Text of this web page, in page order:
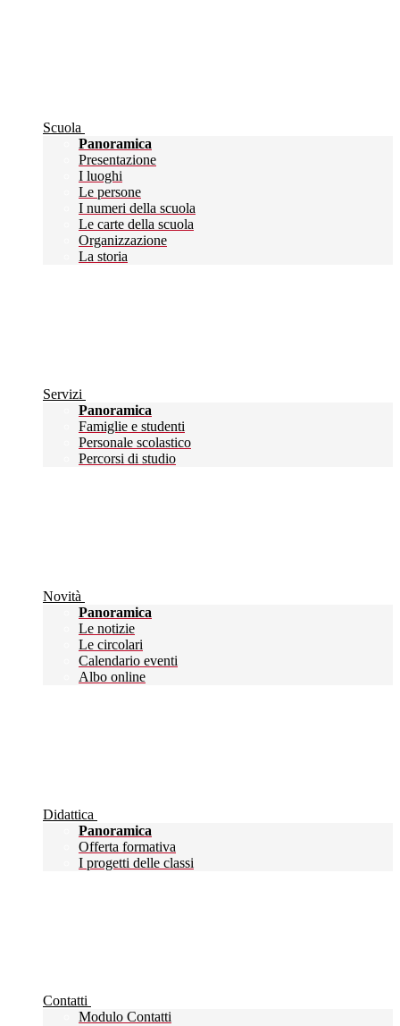
Scuola
Panoramica
Presentazione
I luoghi
Le persone
I numeri della scuola
Le carte della scuola
Organizzazione
La storia
Servizi
Panoramica
Famiglie e studenti
Personale scolastico
Percorsi di studio
Novità
Panoramica
Le notizie
Le circolari
Calendario eventi
Albo online
Didattica
Panoramica
Offerta formativa
I progetti delle classi
Contatti
Modulo Contatti